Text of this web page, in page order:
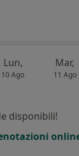
Lun,
10 Ago
Mar,
11 Ago
disponibili!